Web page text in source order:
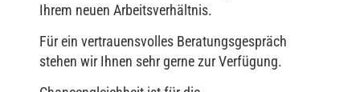
Ihrem neuen Arbeitsverhältnis.
Für ein vertrauensvolles Beratungsgespräch
stehen wir Ihnen sehr gerne zur Verfügung.